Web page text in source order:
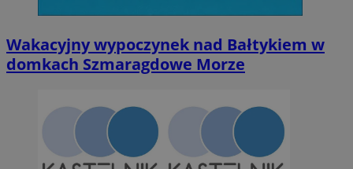
Wakacyjny wypoczynek nad Bałtykiem w
domkach Szmaragdowe Morze